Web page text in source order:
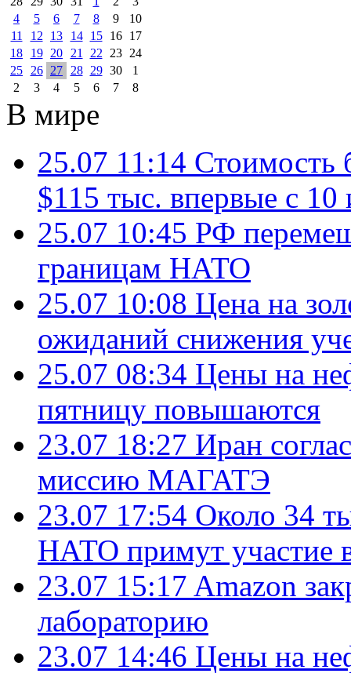
4
5 6 7 8 9
10
11
12 13 14 15 16
17
18
19 20 21 22 23
24
25
26 27 28 29 30
1
2
3 4 5 6 7 8
В мире
25.07 11:14 Стоимость
$115 тыс. впервые с 10
25.07 10:45 РФ
границам НАТО
25.07 10:08 Цена на
ожиданий снижения
25.07 08:34 Цены на
пятницу повышаются
23.07 18:27 Иран
миссию МАГАТЭ
23.07 17:54 Около 34
НАТО примут участие
23.07 15:17 Amazon
лабораторию
23.07 14:46 Цены на